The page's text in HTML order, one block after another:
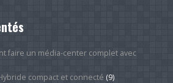
faire un média-center complet avec
compact et connecté (9)